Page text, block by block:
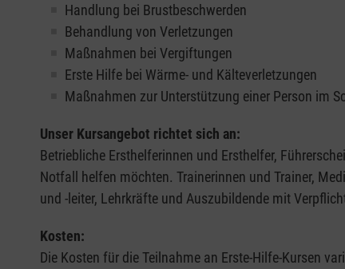
Handlung bei Brustbeschwerden
Behandlung von Verletzungen
Maßnahmen bei Vergiftungen
Erste Hilfe bei Wärme- und Kälteverletzungen
Maßnahmen zur Unterstützung einer Person im
Unser Kursangebot richtet sich an:
Betriebliche Ersthelferinnen und Ersthelfer,
Notfall helfen möchten. Trainerinnen und Trainer,
und -leiter, Lehrkräfte und Auszubildende mit
Kosten:
Die Kosten für die Teilnahme an Erste-Hilfe-Kursen